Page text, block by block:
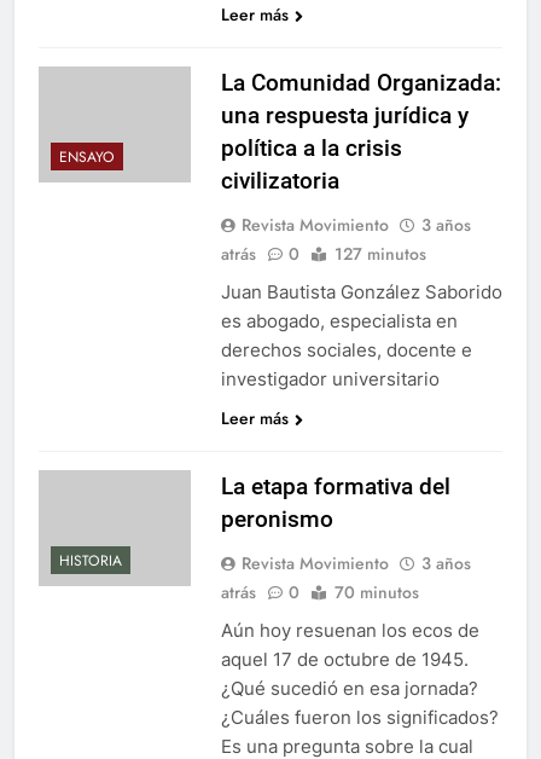
Leer más
ENSAYO
La Comunidad Organizada:
una respuesta jurídica y
política a la crisis
civilizatoria
Revista Movimiento
3 años
atrás
0 127 minutos
Juan Bautista González Saborido
es abogado, especialista en
derechos sociales, docente e
investigador universitario
Leer más
HISTORIA
La etapa formativa del
peronismo
Revista Movimiento
3 años
atrás
0 70 minutos
Aún hoy resuenan los ecos de
aquel 17 de octubre de 1945.
¿Qué sucedió en esa jornada?
¿Cuáles fueron los significados?
Es una pregunta sobre la cual